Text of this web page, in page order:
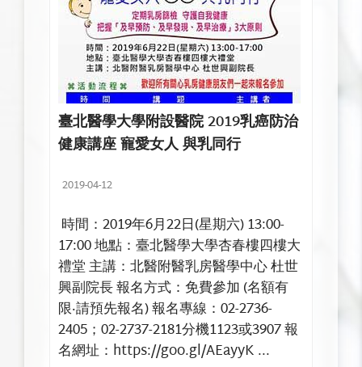
臺北醫學大學附設醫院 2019乳癌防治
健康講座 寵愛女人 與乳同行
2019-04-12
時間：2019年6月22日(星期六) 13:00-
17:00 地點：臺北醫學大學杏春樓四樓大
禮堂 主講：北醫附醫乳房醫學中心 杜世
興副院長 報名方式：免費參加 (名額有
限‧請預先報名) 報名專線：02-2736-
2405；02-2737-2181分機1123或3907 報
名網址：https://goo.gl/AEayyK ...